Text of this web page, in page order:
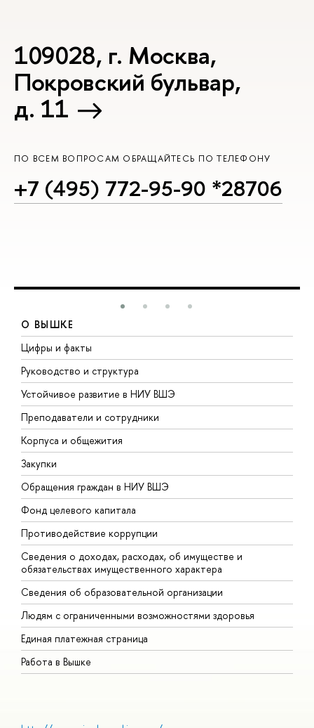
109028, г. Москва,
Покровский бульвар,
д. 11
ПО ВСЕМ ВОПРОСАМ ОБРАЩАЙТЕСЬ ПО ТЕЛЕФОНУ
+7 (495) 772-95-90 *28706
О ВЫШКЕ
Цифры и факты
Руководство и структура
Устойчивое развитие в НИУ ВШЭ
Преподаватели и сотрудники
Корпуса и общежития
Закупки
Обращения граждан в НИУ ВШЭ
Фонд целевого капитала
Противодействие коррупции
Сведения о доходах, расходах, об имуществе и
обязательствах имущественного характера
Сведения об образовательной организации
Людям с ограниченными возможностями здоровья
Единая платежная страница
Работа в Вышке